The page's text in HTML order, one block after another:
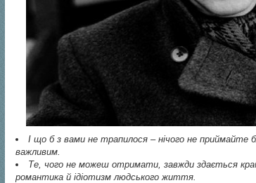
І що б з вами не трапилося – нічого не приймайте
важливим.
Те, чого не можеш отримати, завжди здається
романтика й ідіотизм людського життя.